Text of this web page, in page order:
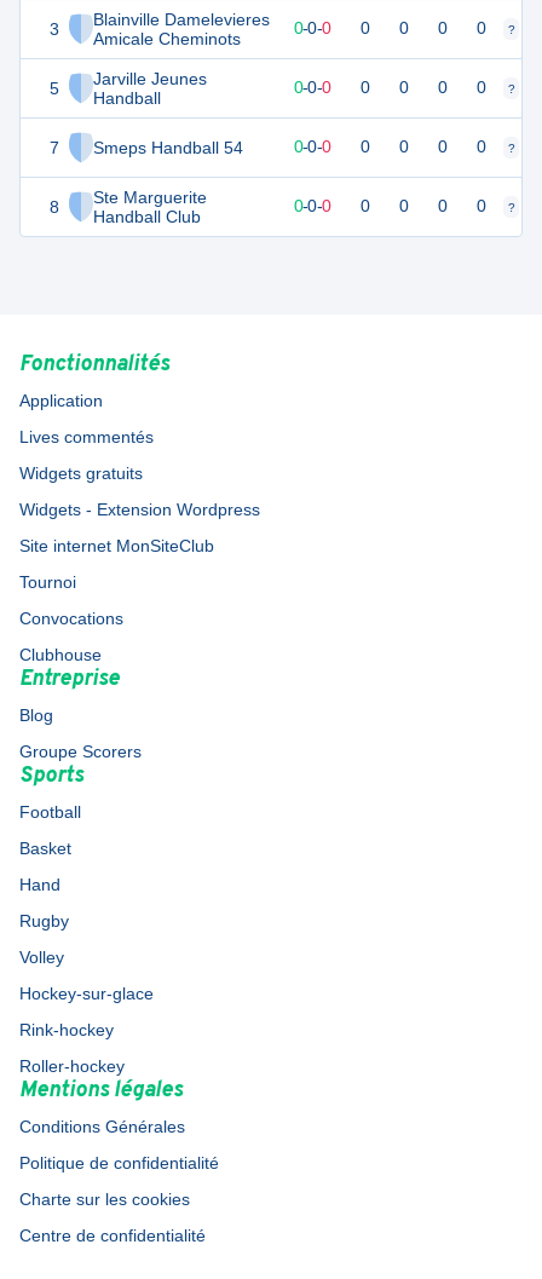
3
Blainville Damelevieres
Amicale Cheminots
5
Jarville Jeunes
Handball
7 Smeps Handball 54
8
Ste Marguerite
Handball Club
0 0 0-0-0 0 0 0 0 ?
0-0-0 0 0 0 0 ?
0 0-0-0 0 0 0 0 ?
0-0-0 0 0 0 0 ?
Fonctionnalités
Application
Lives commentés
Widgets gratuits
Widgets - Extension Wordpress
Site internet MonSiteClub
Tournoi
Convocations
Clubhouse
Entreprise
Blog
Groupe Scorers
Sports
Football
Basket
Hand
Rugby
Volley
Hockey-sur-glace
Rink-hockey
Roller-hockey
Mentions légales
Conditions Générales
Politique de confidentialité
Charte sur les cookies
Centre de confidentialité